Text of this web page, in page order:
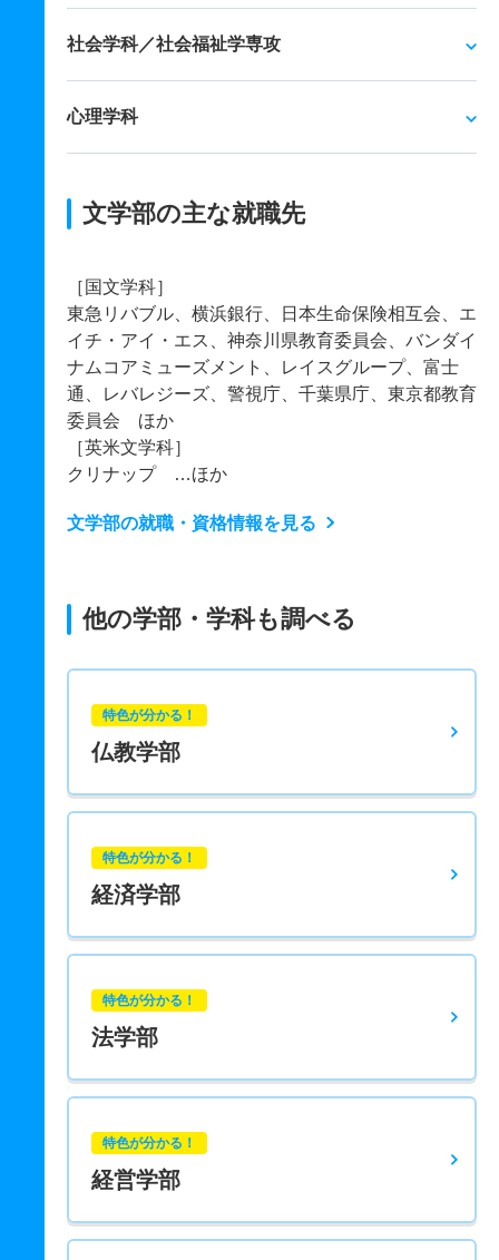
社会学科／社会福祉学専攻
心理学科
文学部の主な就職先
［国文学科］
東急リバブル、横浜銀行、日本生命保険相互会、エ
イチ・アイ・エス、神奈川県教育委員会、バンダイ
ナムコアミューズメント、レイスグループ、富士
通、レバレジーズ、警視庁、千葉県庁、東京都教育
委員会 ほか
［英米文学科］
クリナップ …ほか
文学部の就職・資格情報を見る
他の学部・学科も調べる
特色が分かる！
仏教学部
特色が分かる！
経済学部
特色が分かる！
法学部
特色が分かる！
経営学部